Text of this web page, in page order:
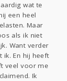
wat te
een heel
Maar
als ik niet
Want verder
ik. En hij heeft
veel voor me
Ik